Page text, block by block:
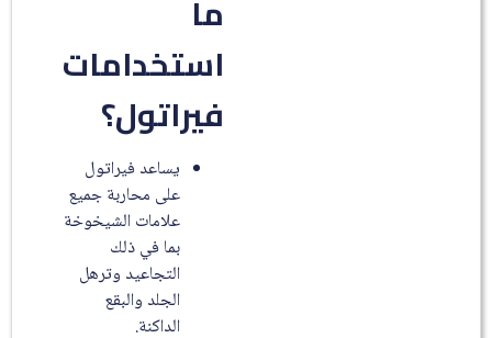
استخدامات
فيراتول؟
يساعد فيراتول
على محاربة جميع
علامات الشيخوخة
بما في ذلك
التجاعيد وترهل
الجلد والبقع